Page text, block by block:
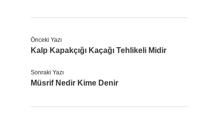
Önceki Yazı
Kalp Kapakçığı Kaçağı Tehlikeli Midir
Sonraki Yazı
Müsrif Nedir Kime Denir